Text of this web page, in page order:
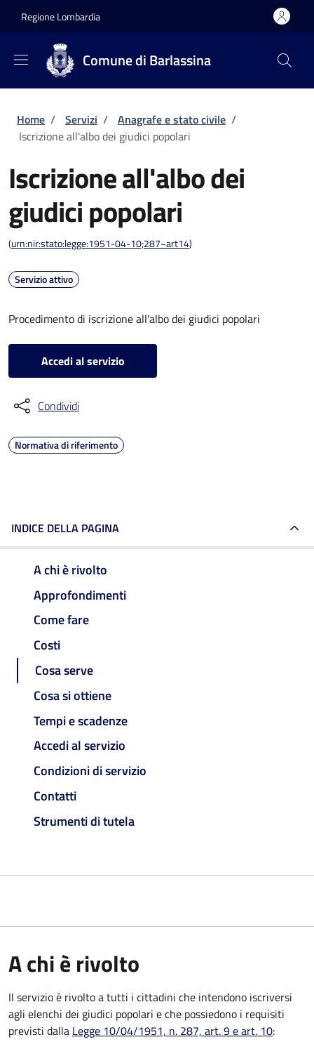
Regione Lombardia
Comune di Barlassina
Briciole di pane
Home / Servizi / Anagrafe e stato civile /
Iscrizione all'albo dei giudici popolari
Iscrizione all'albo dei
giudici popolari
(urn:nir:stato:legge:1951-04-10;287~art14)
Servizio attivo
Procedimento di iscrizione all'albo dei giudici popolari
Accedi al servizio
Condividi
Normativa di riferimento
INDICE DELLA PAGINA
A chi è rivolto
Approfondimenti
Come fare
Costi
Cosa serve
Cosa si ottiene
Tempi e scadenze
Accedi al servizio
Condizioni di servizio
Contatti
Strumenti di tutela
A chi è rivolto
Il servizio è rivolto a tutti i cittadini che intendono iscriversi
agli elenchi dei giudici popolari e che possiedono i requisiti
previsti dalla Legge 10/04/1951, n. 287, art. 9 e art. 10: